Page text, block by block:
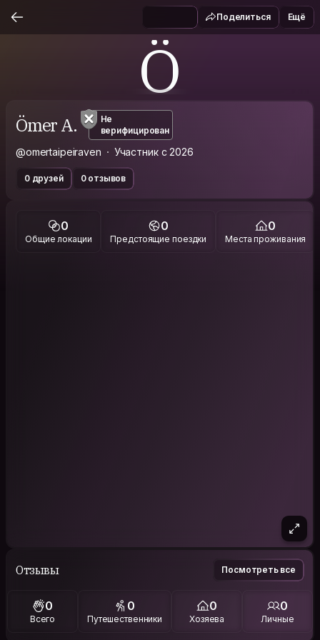
Поделиться Ещё
Ö
Ömer A.
Не
верифицирован
@omertaipeiraven Участник с 2026
0 друзей 0 отзывов
0
Общие локации
0
Предстоящие поездки
0
Места проживания
Отзывы Посмотреть все
0
Всего
0
Путешественники
0
Хозяева
0
Личные